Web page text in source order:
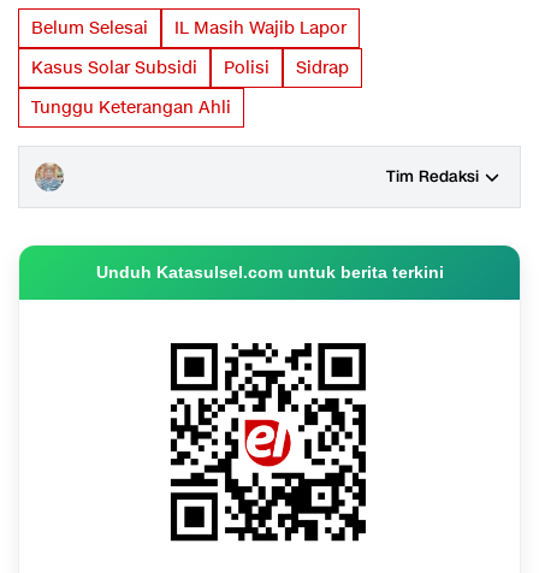
Belum Selesai
IL Masih Wajib Lapor
Kasus Solar Subsidi
Polisi
Sidrap
Tunggu Keterangan Ahli
Tim Redaksi
Unduh Katasulsel.com untuk berita terkini